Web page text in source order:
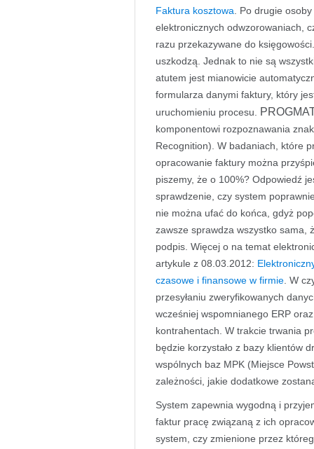
Faktura kosztowa . Po drugie
elektronicznych odwzorowaniach,
razu przekazywane do
uszkodzą. Jednak to nie są
atutem jest mianowicie
formularza danymi faktury, który
uruchomieniu procesu.
komponentowi rozpoznawania
Recognition). W badaniach, które
opracowanie faktury można
piszemy, że o 100%? Odpowiedź
sprawdzenie, czy system
nie można ufać do końca, gdyż
zawsze sprawdza wszystko sama,
podpis. Więcej o na temat
artykule z 08.03.2012:
czasowe i finansowe w firmie . W
przesyłaniu zweryfikowanych
wcześniej wspomnianego ERP
kontrahentach. W trakcie trwania
będzie korzystało z bazy klientów
wspólnych baz MPK (Miejsce
zależności, jakie dodatkowe
System zapewnia wygodną i
faktur pracę związaną z ich
system, czy zmienione przez